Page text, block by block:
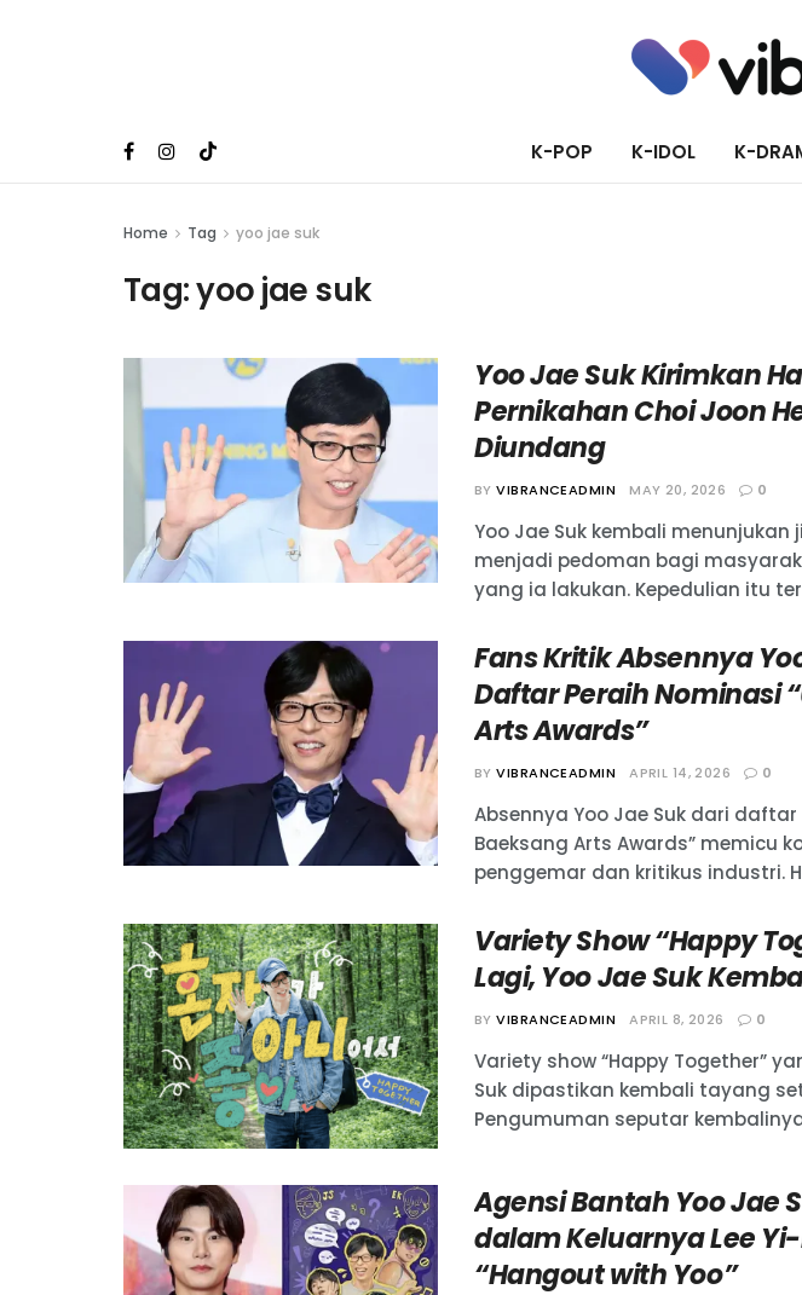
K-POP K-IDOL K-
Home Tag yoo jae suk
Tag:yoo jae suk
Yoo Jae Suk Kirimkan
Pernikahan Choi Joon
Diundang
BY VIBRANCEADMIN MAY 20, 2026 0
Yoo Jae Suk kembali menunjukan
menjadi pedoman bagi
yang ia lakukan. Kepedulian itu
Fans Kritik Absennya
Daftar Peraih Nominasi
Arts Awards”
BY VIBRANCEADMIN APRIL 14, 2026 0
Absennya Yoo Jae Suk dari
Baeksang Arts Awards” memicu
penggemar dan kritikus industri.
Variety Show “Happy
Lagi, Yoo Jae Suk
BY VIBRANCEADMIN APRIL 8, 2026 0
Variety show “Happy Together”
Suk dipastikan kembali tayang
Pengumuman seputar
Agensi Bantah Yoo Jae
dalam Keluarnya Lee
“Hangout with Yoo”